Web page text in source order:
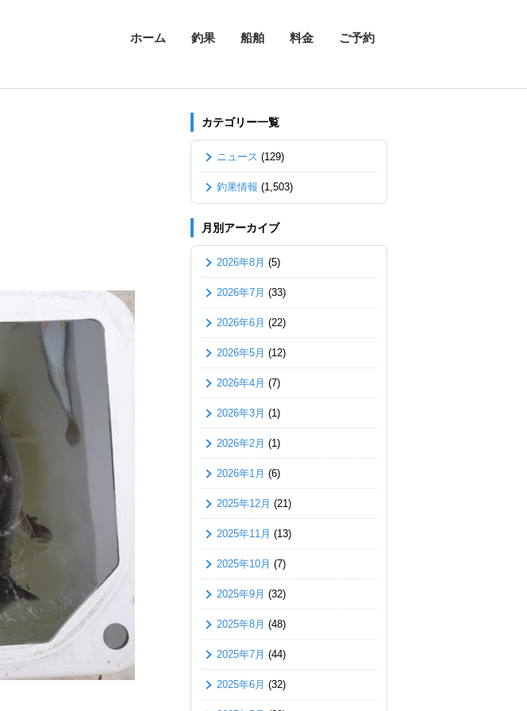
ホーム 釣果 船舶 料金 ご予約
カテゴリー一覧
ニュース (129)
釣果情報 (1,503)
月別アーカイブ
2026年8月 (5)
2026年7月 (33)
2026年6月 (22)
2026年5月 (12)
2026年4月 (7)
2026年3月 (1)
2026年2月 (1)
2026年1月 (6)
2025年12月 (21)
2025年11月 (13)
2025年10月 (7)
2025年9月 (32)
2025年8月 (48)
2025年7月 (44)
2025年6月 (32)